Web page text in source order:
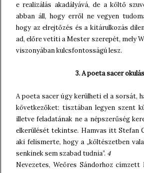
e realizálás akadályává, de a költő
abban áll, hogy erről ne vegyen
hogy az elrejtőzés és a kitárulkozás
ad, előre vetíti a Mester szerepét, mely
viszonyában kulcsfontosságú lesz.
3. A poeta sacer
A poeta sacer úgy kerülheti el a sorsát,
következőket: tisztában legyen szent
illetve feladatának ne a népszerűség
elkerülését tekintse. Hamvas itt Stefan
aki felismerte, hogy a „költészetben
senkinek sem szabad tudnia”. 4
Nevezetes, Weöres Sándorhoz címzett